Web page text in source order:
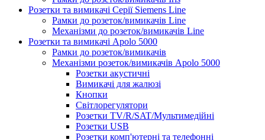
Розетки та вимикачі Серії Siemens Line
Рамки до розеток/вимикачів Line
Механізми до розеток/вимикачів Line
Розетки та вимикачі Apolo 5000
Рамки до розеток/вимикачів
Механізми розеток/вимикачів Apolo 5000
Розетки акустичні
Вимикачі для жалюзі
Кнопки
Світлорегулятори
Розетки TV/R/SAT/Мультимедійні
Розетки USB
Розетки комп'ютерні та телефонні